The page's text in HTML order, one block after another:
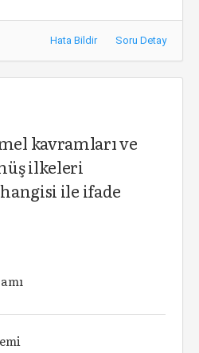
Hata Bildir Soru Detay
kavramları ve
ilkeleri
ile ifade